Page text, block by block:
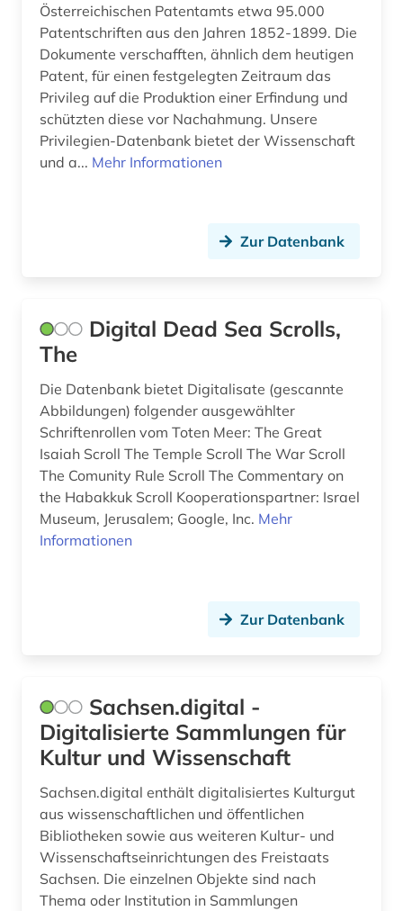
regulierung (1)
saarland (1)
sachsen (1)
sachsenspiegel (1)
sowjetunion (1)
spezialsammlung (1)
standortfaktoren (1)
statistik (1)
statistische daten (1)
steuer (1)
telekommunikationspolitik (1)
totes meer (1)
tschechien (1)
ungarn (1)
urkunde (1)
Österreichischen Patentamts etwa 95.000
Patentschriften aus den Jahren 1852-1899. Die
Dokumente verschafften, ähnlich dem heutigen
Patent, für einen festgelegten Zeitraum das
Privileg auf die Produktion einer Erfindung und
schützten diese vor Nachahmung. Unsere
Privilegien-Datenbank bietet der Wissenschaft
und a... Mehr Informationen
Zur Datenbank
Digital Dead Sea Scrolls,
The
Die Datenbank bietet Digitalisate (gescannte
Abbildungen) folgender ausgewählter
Schriftenrollen vom Toten Meer: The Great
Isaiah Scroll The Temple Scroll The War Scroll
The Comunity Rule Scroll The Commentary on
the Habakkuk Scroll Kooperationspartner: Israel
Museum, Jerusalem; Google, Inc. Mehr
Informationen
Zur Datenbank
Sachsen.digital -
Digitalisierte Sammlungen für
Kultur und Wissenschaft
Sachsen.digital enthält digitalisiertes Kulturgut
aus wissenschaftlichen und öffentlichen
Bibliotheken sowie aus weiteren Kultur- und
Wissenschaftseinrichtungen des Freistaats
Sachsen. Die einzelnen Objekte sind nach
Thema oder Institution in Sammlungen